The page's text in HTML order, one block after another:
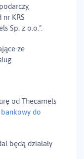
KRS
Sp. z o.o.”.
ze
od Thecamels
do
będą działały